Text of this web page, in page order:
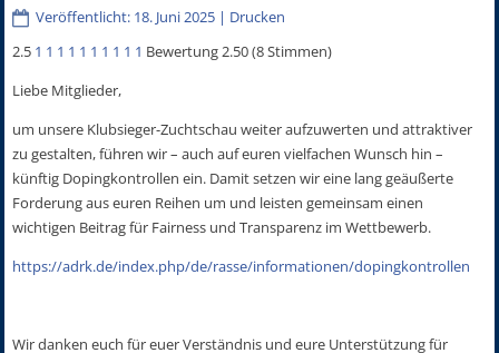
Veröffentlicht: 18. Juni 2025 | Drucken
2.5 1 1 1 1 1 1 1 1 1 1 Bewertung 2.50 (8 Stimmen)
Liebe Mitglieder,
um unsere Klubsieger-Zuchtschau weiter aufzuwerten und attraktiver
zu gestalten, führen wir – auch auf euren vielfachen Wunsch hin –
künftig Dopingkontrollen ein. Damit setzen wir eine lang geäußerte
Forderung aus euren Reihen um und leisten gemeinsam einen
wichtigen Beitrag für Fairness und Transparenz im Wettbewerb.
https://adrk.de/index.php/de/rasse/informationen/dopingkontrollen
Wir danken euch für euer Verständnis und eure Unterstützung für